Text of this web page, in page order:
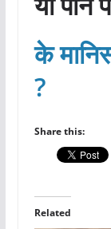
के
?
Share this:
Related